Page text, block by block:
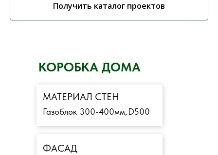
Получить каталог проектов
D500
Газоблок 300-400мм,
МАТЕРИАЛ СТЕН
ФАСАД
КОРОБКА ДОМА